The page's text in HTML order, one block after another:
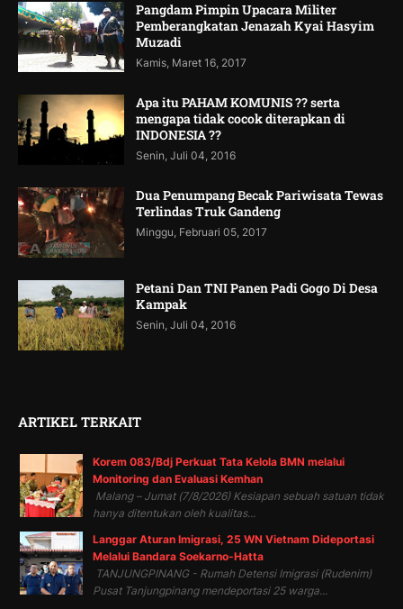
Pangdam Pimpin Upacara Militer
Pemberangkatan Jenazah Kyai Hasyim
Muzadi
Kamis, Maret 16, 2017
Apa itu PAHAM KOMUNIS ?? serta
mengapa tidak cocok diterapkan di
INDONESIA ??
Senin, Juli 04, 2016
Dua Penumpang Becak Pariwisata Tewas
Terlindas Truk Gandeng
Minggu, Februari 05, 2017
Petani Dan TNI Panen Padi Gogo Di Desa
Kampak
Senin, Juli 04, 2016
ARTIKEL TERKAIT
Korem 083/Bdj Perkuat Tata Kelola BMN melalui
Monitoring dan Evaluasi Kemhan
Malang – Jumat (7/8/2026) Kesiapan sebuah satuan tidak
hanya ditentukan oleh kualitas...
Langgar Aturan Imigrasi, 25 WN Vietnam Dideportasi
Melalui Bandara Soekarno-Hatta
TANJUNGPINANG - Rumah Detensi Imigrasi (Rudenim)
Pusat Tanjungpinang mendeportasi 25 warga...